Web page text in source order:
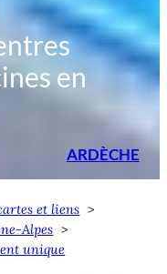
en
ARDÈCHE
et liens
Alpes
unique